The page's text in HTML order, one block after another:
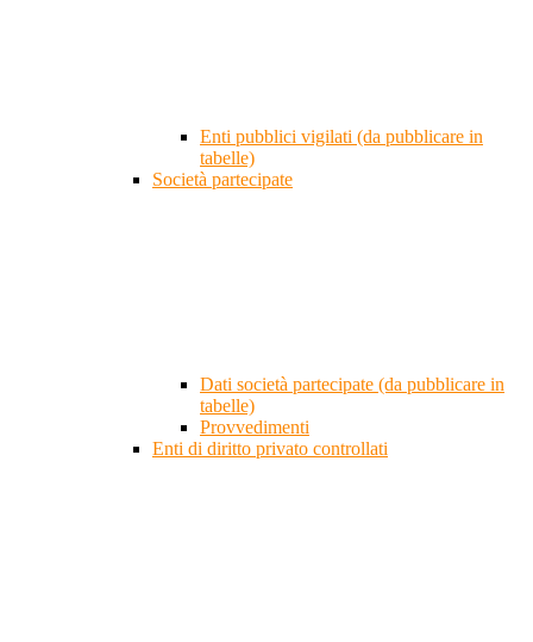
Enti pubblici vigilati (da pubblicare in
tabelle)
Società partecipate
Dati società partecipate (da pubblicare in
tabelle)
Provvedimenti
Enti di diritto privato controllati